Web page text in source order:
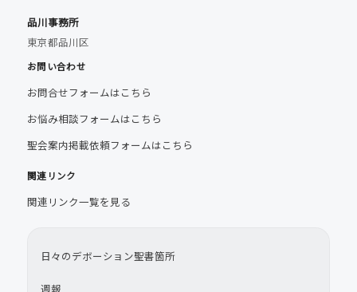
品川事務所
東京都品川区
お問い合わせ
お問合せフォームはこちら
お悩み相談フォームはこちら
聖会案内掲載依頼フォームはこちら
関連リンク
関連リンク一覧を見る
日々のデボーション聖書箇所
週報